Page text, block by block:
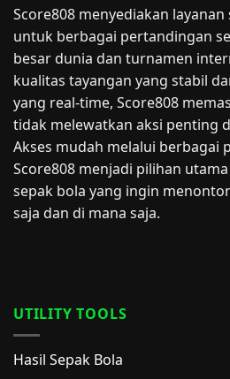
Score808 menyediakan
untuk berbagai pertandingan
besar dunia dan turnamen
kualitas tayangan yang stabil
yang real-time, Score808
tidak melewatkan aksi penting
Akses mudah melalui berbagai
Score808 menjadi pilihan
sepak bola yang ingin
saja dan di mana saja.
UTILITY TOOLS
Hasil Sepak Bola